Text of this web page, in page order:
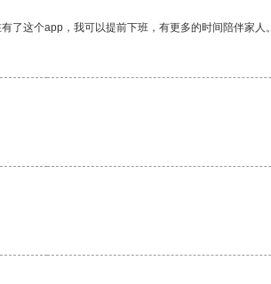
了这个app，我可以提前下班，有更多的时间陪伴家人。